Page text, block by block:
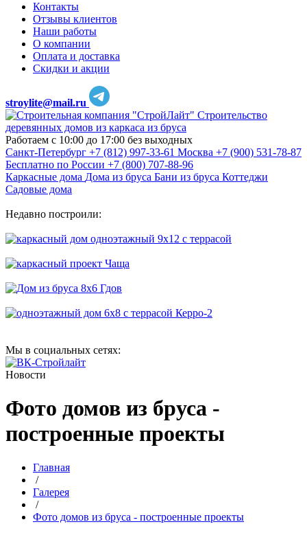
Контакты
Отзывы клиентов
Наши работы
О компании
Оплата и доставка
Скидки и акции
stroylite@mail.ru
Строительство
деревянных домов из каркаса из бруса
Работаем с 10:00 до 17:00 без выходных
Санкт-Петербург +7 (812) 997-33-61 Москва +7 (900) 531-78-87
Бесплатно по России +7 (800) 707-88-96
Каркасные дома Дома из бруса Бани из бруса Коттеджи
Садовые дома
Недавно построили:
Мы в социальных сетях:
Новости
Фото домов из бруса -
построенные проекты
Главная
/
Галерея
/
Фото домов из бруса - построенные проекты